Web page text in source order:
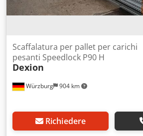
Würzburg 904 km
Scaffalatura per pallet per carichi
pesanti Speedlock P90 H
Dexion
Richiedere